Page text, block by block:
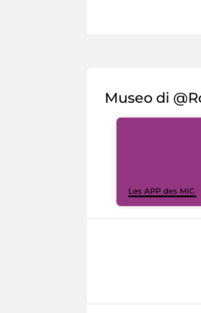
Museo di
Les APP des MiC